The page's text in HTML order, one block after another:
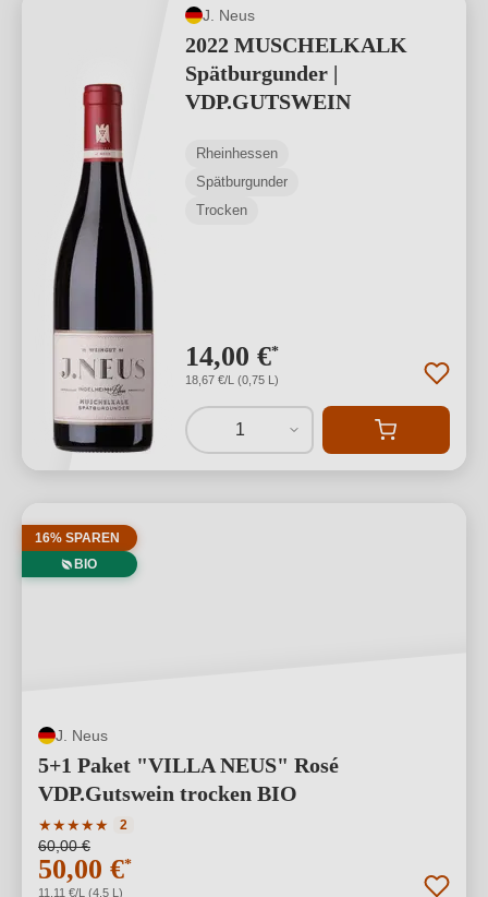
J. Neus
2022 MUSCHELKALK
Spätburgunder |
VDP.GUTSWEIN
Rheinhessen
Spätburgunder
Trocken
14,00 €*
18,67 €/L (0,75 L)
1
16% SPAREN
BIO
J. Neus
5+1 Paket "VILLA NEUS" Rosé
VDP.Gutswein trocken BIO
★★★★★
Durchschnittliche Bewertung von 5 von 5 Sternen
2
60,00 €
50,00 €*
11,11 €/L (4,5 L)